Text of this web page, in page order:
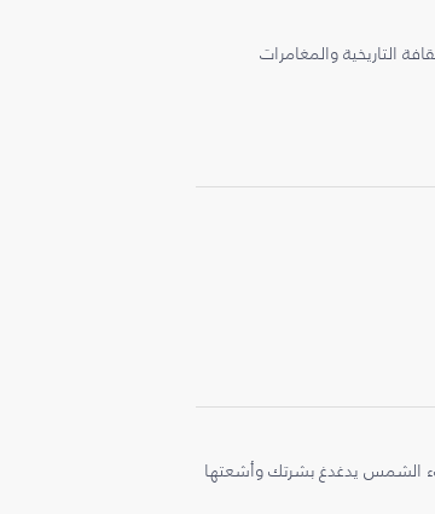
التاريخية والمغامرات
الشمس يدغدغ بشرتك وأشعتها